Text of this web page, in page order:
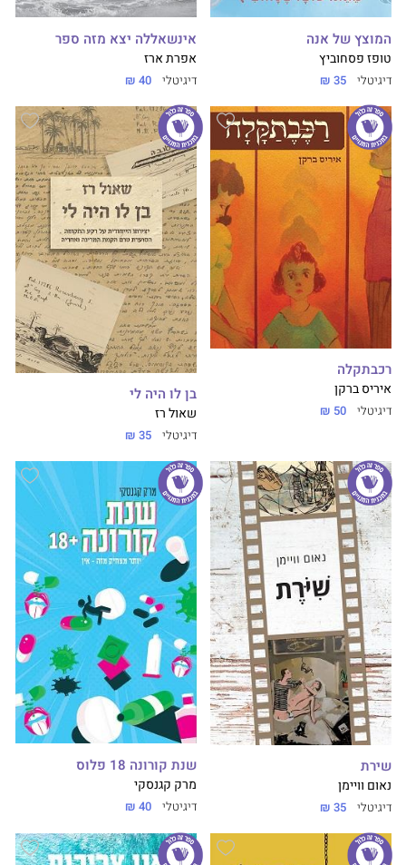
המוצץ של אנה
טופז פסחוביץ
דיגיטלי 35 ₪
אינשאללה יצא מזה ספר
אפרת ארז
דיגיטלי 40 ₪
רכבתקלה
איריס ברקן
דיגיטלי 50 ₪
בן לו היה לי
שאול רז
דיגיטלי 35 ₪
שירת
נאום וויימן
דיגיטלי 35 ₪
שנת קורונה 18 פלוס
מרק קגנסקי
דיגיטלי 40 ₪